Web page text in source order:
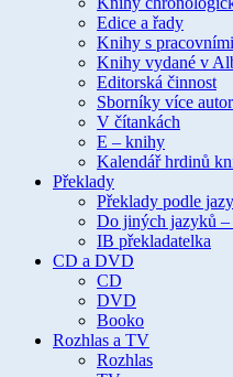
Edice a řady
Knihy s
Knihy vydané v
Editorská činnost
Sborníky více
V čítankách
E – knihy
Kalendář hrdinů
Překlady
Překlady podle
Do jiných jazyků –
IB překladatelka
CD a DVD
CD
DVD
Booko
Rozhlas a TV
Rozhlas